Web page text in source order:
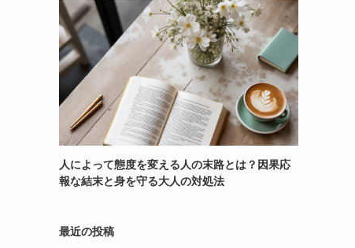
人によって態度を変える人の末路とは？因果応
報な結末と身を守る大人の対処法
最近の投稿